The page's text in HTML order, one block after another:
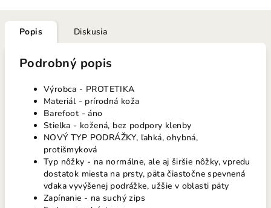
Popis Diskusia
Podrobný popis
Výrobca - PROTETIKA
Materiál - prírodná koža
Barefoot - áno
Stielka - kožená, bez podpory klenby
NOVÝ TYP PODRÁŽKY, ľahká, ohybná,
protišmyková
Typ nôžky - na normálne, ale aj širšie nôžky, vpredu
dostatok miesta na prsty, päta čiastočne spevnená
vďaka vyvýšenej podrážke, užšie v oblasti päty
Zapínanie - na suchý zips